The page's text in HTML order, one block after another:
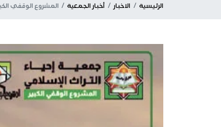
الرئيسية الاخبار أخبار الجمعية المشروع الوقفي